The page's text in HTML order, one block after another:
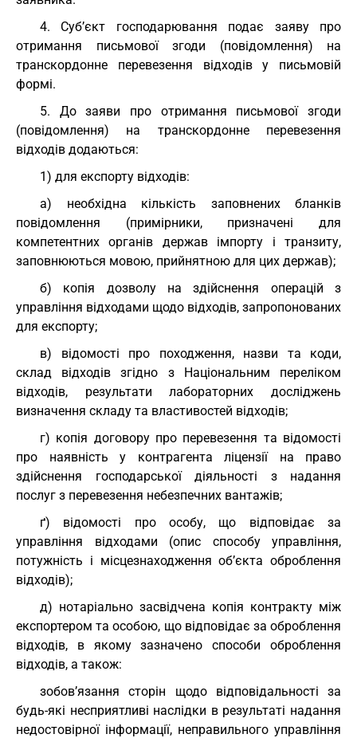
4. Суб’єкт господарювання подає заяву про
отримання письмової згоди (повідомлення) на
транскордонне перевезення відходів у письмовій
формі.
5. До заяви про отримання письмової згоди
(повідомлення) на транскордонне перевезення
відходів додаються:
1) для експорту відходів:
а) необхідна кількість заповнених бланків
повідомлення (примірники, призначені для
компетентних органів держав імпорту і транзиту,
заповнюються мовою, прийнятною для цих держав);
б) копія дозволу на здійснення операцій з
управління відходами щодо відходів, запропонованих
для експорту;
в) відомості про походження, назви та коди,
склад відходів згідно з Національним переліком
відходів, результати лабораторних досліджень
визначення складу та властивостей відходів;
г) копія договору про перевезення та відомості
про наявність у контрагента ліцензії на право
здійснення господарської діяльності з надання
послуг з перевезення небезпечних вантажів;
ґ) відомості про особу, що відповідає за
управління відходами (опис способу управління,
потужність і місцезнаходження об’єкта оброблення
відходів);
д) нотаріально засвідчена копія контракту між
експортером та особою, що відповідає за оброблення
відходів, в якому зазначено способи оброблення
відходів, а також:
зобов’язання сторін щодо відповідальності за
будь-які несприятливі наслідки в результаті надання
недостовірної інформації, неправильного управління